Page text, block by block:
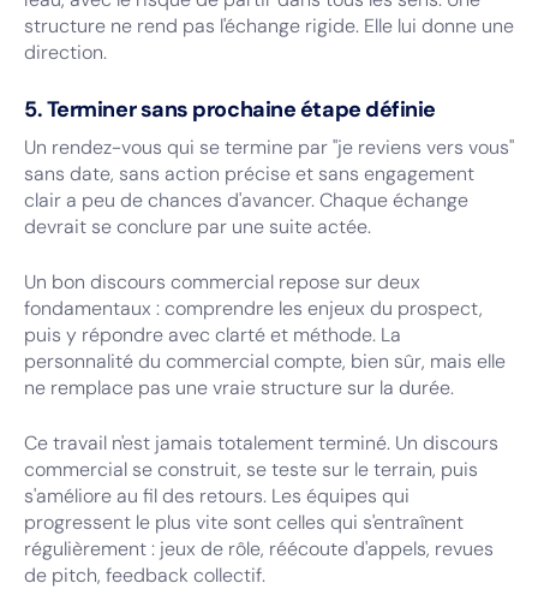
structure ne rend pas l'échange rigide. Elle lui donne une
direction.
5. Terminer sans prochaine étape définie
Un rendez-vous qui se termine par "je reviens vers vous"
sans date, sans action précise et sans engagement
clair a peu de chances d'avancer. Chaque échange
devrait se conclure par une suite actée.
Un bon discours commercial repose sur deux
fondamentaux : comprendre les enjeux du prospect,
puis y répondre avec clarté et méthode. La
personnalité du commercial compte, bien sûr, mais elle
ne remplace pas une vraie structure sur la durée.
Ce travail n'est jamais totalement terminé. Un discours
commercial se construit, se teste sur le terrain, puis
s'améliore au fil des retours. Les équipes qui
progressent le plus vite sont celles qui s'entraînent
régulièrement : jeux de rôle, réécoute d'appels, revues
de pitch, feedback collectif.